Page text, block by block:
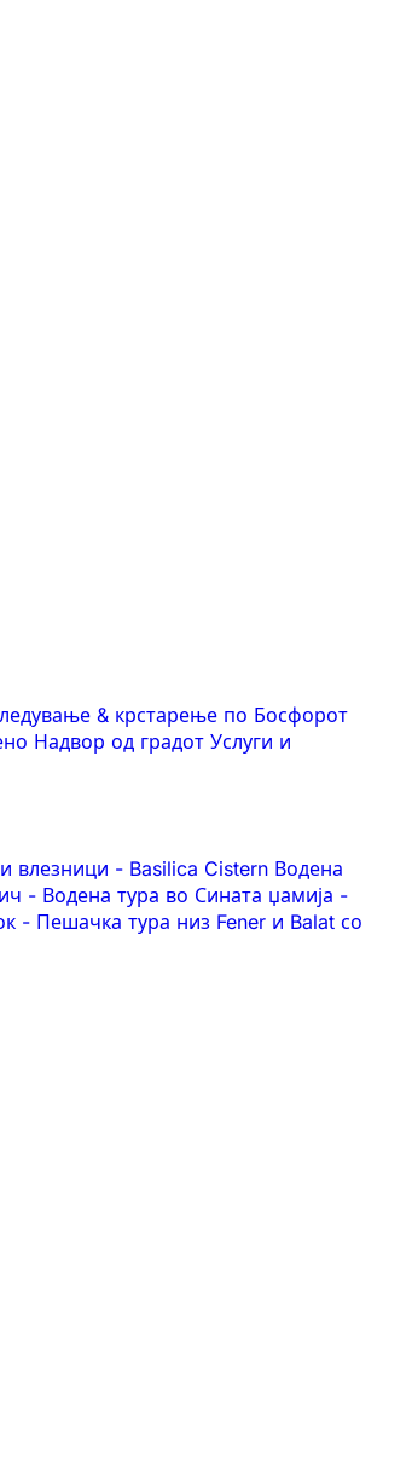
& крстарење по Босфорот
Надвор од градот Услуги и
влезници - Basilica Cistern Водена
- Водена тура во Сината џамија -
- Пешачка тура низ Fener и Balat со